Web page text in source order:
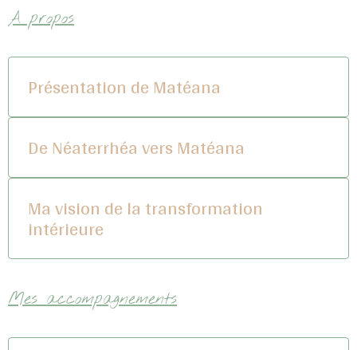
A propos
Présentation de Matéana
De Néaterrhéa vers Matéana
Ma vision de la transformation
intérieure
Mes accompagnements